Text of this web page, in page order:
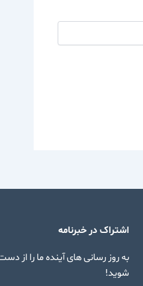
اشتراک در خبرنامه
به روز رسانی های آینده ما را از
شوید!